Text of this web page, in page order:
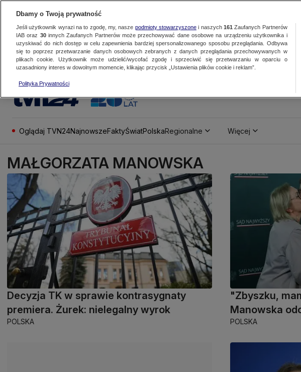
Oglądaj TVN24NajnowszeFaktyŚwiatPolskaRegionalne Więcej
MAŁGORZATA MANOWSKA
Decyzja TK w sprawie kontrasygnaty
premiera. Żurek: nielegalny wyrok
POLSKA
"Zbyszku,
Manowska
POLSKA
Dbamy o Twoją prywatność
Jeśli użytkownik wyrazi na to zgodę, my, nasze podmioty stowarzyszonei naszych 161 Zaufanych Partnerów
IAB oraz 30innych Zaufanych Partnerów może przechowywać dane osobowe na urządzeniu użytkownika i
uzyskiwać do nich dostęp w celu zapewnienia bardziej spersonalizowanego sposobu przeglądania. Odbywa
się to poprzez przetwarzanie danych osobowych zebranych z danych przeglądania przechowywanych w
plikach cookie. Użytkownik może udzielić/wycofać zgodę i sprzeciwić się przetwarzaniu w oparciu o
uzasadniony interes w dowolnym momencie, klikając przycisk „Ustawienia plików cookie i reklam”.
Polityka Prywatności